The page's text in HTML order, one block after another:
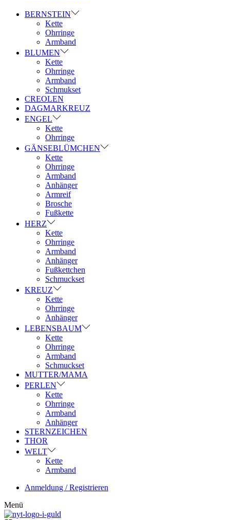
BERNSTEIN
Kette
Ohrringe
Armband
BLUMEN
Kette
Ohrringe
Armband
Schmukset
CREOLEN
DAGMARKREUZ
ENGEL
Kette
Ohrringe
GÄNSEBLÜMCHEN
Kette
Ohrringe
Armband
Anhänger
Armreif
Brosche
Fußkette
HERZ
Kette
Ohrringe
Armband
Anhänger
Fußkettchen
Schmuckset
KREUZ
Kette
Ohrringe
Anhänger
LEBENSBAUM
Kette
Ohrringe
Armband
Schmuckset
MUTTER/MAMA
PERLEN
Kette
Ohrringe
Armband
Anhänger
STERNZEICHEN
THOR
WELT
Kette
Armband
Anmeldung / Registrieren
Menü